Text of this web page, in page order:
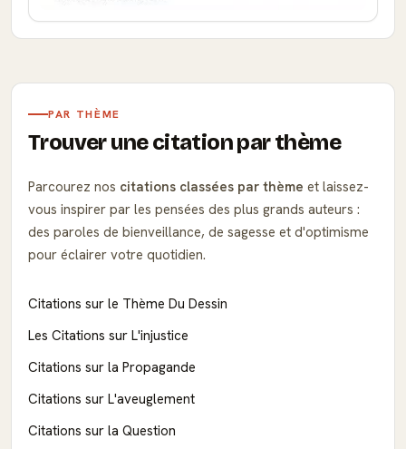
PAR THÈME
Trouver une citation par thème
Parcourez nos citations classées par thème et laissez-
vous inspirer par les pensées des plus grands auteurs :
des paroles de bienveillance, de sagesse et d'optimisme
pour éclairer votre quotidien.
Citations sur le Thème Du Dessin
Les Citations sur L'injustice
Citations sur la Propagande
Citations sur L'aveuglement
Citations sur la Question